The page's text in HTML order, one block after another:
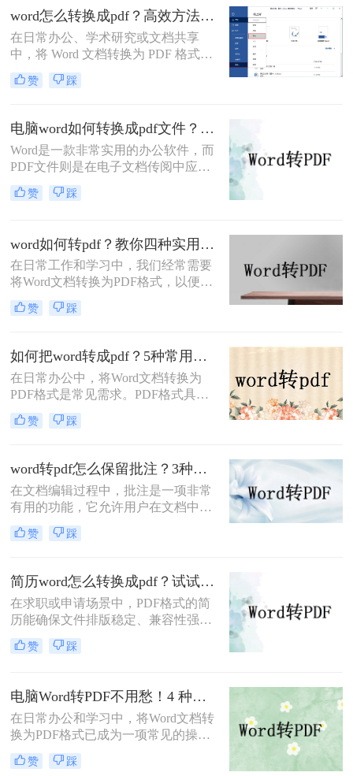
种将Word文档转换为PDF的方法，以
满足不同用户的需求。
word怎么转换成pdf？高效方法与专业建议！
在日常办公、学术研究或文档共享
中，将 Word 文档转换为 PDF 格式已
成为刚需。PDF 格式的跨平台一致
性、防篡改特性和专业外观使其成为
转换成pdf呢？本文将深入探讨多种高
效转换方法，涵盖不同场景需求，助
您轻松实现完美转换。
赞 踩
电脑word如何转换成pdf文件？教你4个方法轻松完成转换任务！
Word是一款非常实用的办公软件，而
PDF文件则是在电子文档传阅中应用
广泛的格式，因此很多人常常需要将
Word文件转换成PDF文件。那么电脑
法，帮助你快速将电脑上的Word文件
转换成PDF格式。
赞 踩
word如何转pdf？教你四种实用的转PDF方法！
在日常工作和学习中，我们经常需要
将Word文档转换为PDF格式，以便更
好地保存、分享和打印文件。PDF格
式具有跨平台兼容性好、不易被篡改
Word如何转PDF呢？本文将介绍四种
实用的Word转PDF的方法，帮助读者
轻松实现文档格式的转换。
赞 踩
如何把word转成pdf？5种常用的转换方法详解！
在日常办公中，将Word文档转换为
PDF格式是常见需求。PDF格式具有
跨平台兼容性强、格式固定、不易被
篡改等优势，尤其适合用于正式文件
呢？本文将介绍5种常用的转换方
法，涵盖从免费工具到专业软件的多
种选择。
赞 踩
word转pdf怎么保留批注？3种方法帮你轻松转换！
在文档编辑过程中，批注是一项非常
有用的功能，它允许用户在文档中直
接添加注释、提醒或反馈。然而，当
将Word文档转换为PDF格式时，很多
一个令人头疼的问题，因为批注往往
承载着重要的信息。那么，word转pdf
怎么保留批注呢？本文将为您提供解
决方案。
赞 踩
简历word怎么转换成pdf？试试这5种常用转换方法！
在求职或申请场景中，PDF格式的简
历能确保文件排版稳定、兼容性强，
避免因不同设备或软件打开导致格式
错乱。那么简历word怎么转换成pdf
高效完成转换并提升简历的专业性。
赞 踩
电脑Word转PDF不用愁！4 种转换方法还能压缩文件体积！
在日常办公和学习中，将Word文档转
换为PDF格式已成为一项常见的操
作。PDF格式以其高度的兼容性、稳
定性和安全性，在文档分享、分发和
赞 踩